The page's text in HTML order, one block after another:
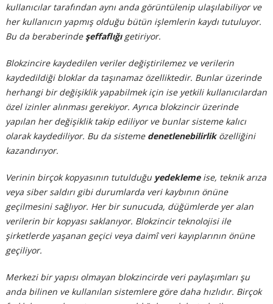
kullanıcılar tarafından aynı anda görüntülenip ulaşılabiliyor ve
her kullanıcın yapmış olduğu bütün işlemlerin kaydı tutuluyor.
Bu da beraberinde şeffaflığıgetiriyor.
Blokzincire kaydedilen veriler değiştirilemez ve verilerin
kaydedildiği bloklar da taşınamaz özelliktedir. Bunlar üzerinde
herhangi bir değişiklik yapabilmek için ise yetkili kullanıcılardan
özel izinler alınması gerekiyor. Ayrıca blokzincir üzerinde
yapılan her değişiklik takip ediliyor ve bunlar sisteme kalıcı
olarak kaydediliyor. Bu da sisteme denetlenebilirliközelliğini
kazandırıyor.
Verinin birçok kopyasının tutulduğu yedeklemeise, teknik arıza
veya siber saldırı gibi durumlarda veri kaybının önüne
geçilmesini sağlıyor. Her bir sunucuda, düğümlerde yer alan
verilerin bir kopyası saklanıyor. Blokzincir teknolojisi ile
şirketlerde yaşanan geçici veya daimî veri kayıplarının önüne
geçiliyor.
Merkezi bir yapısı olmayan blokzincirde veri paylaşımları şu
anda bilinen ve kullanılan sistemlere göre daha hızlıdır. Birçok